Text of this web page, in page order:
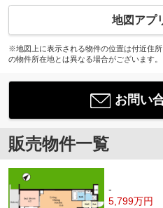
地図アプ
※地図上に表示される物件の位置は付近住
の物件所在地とは異なる場合がございます。
お問い
販売物件一覧
-
5,799万円